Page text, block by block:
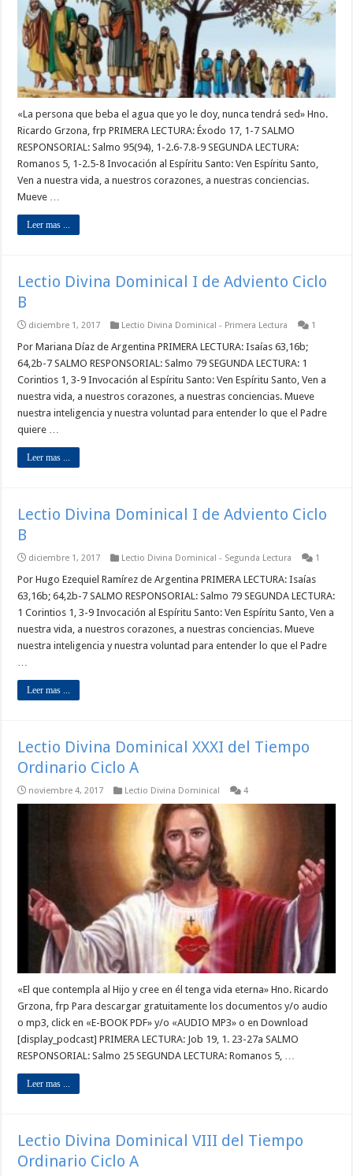
«La persona que beba el agua que yo le doy, nunca tendrá sed» Hno.
Ricardo Grzona, frp PRIMERA LECTURA: Éxodo 17, 1-7 SALMO
RESPONSORIAL: Salmo 95(94), 1-2.6-7.8-9 SEGUNDA LECTURA:
Romanos 5, 1-2.5-8 Invocación al Espíritu Santo: Ven Espíritu Santo,
Ven a nuestra vida, a nuestros corazones, a nuestras conciencias.
Mueve …
Leer mas ...
Lectio Divina Dominical I de Adviento Ciclo
B
diciembre 1, 2017 Lectio Divina Dominical - Primera Lectura 1
Por Mariana Díaz de Argentina PRIMERA LECTURA: Isaías 63,16b;
64,2b-7 SALMO RESPONSORIAL: Salmo 79 SEGUNDA LECTURA: 1
Corintios 1, 3-9 Invocación al Espíritu Santo: Ven Espíritu Santo, Ven a
nuestra vida, a nuestros corazones, a nuestras conciencias. Mueve
nuestra inteligencia y nuestra voluntad para entender lo que el Padre
quiere …
Leer mas ...
Lectio Divina Dominical I de Adviento Ciclo
B
diciembre 1, 2017 Lectio Divina Dominical - Segunda Lectura 1
Por Hugo Ezequiel Ramírez de Argentina PRIMERA LECTURA: Isaías
63,16b; 64,2b-7 SALMO RESPONSORIAL: Salmo 79 SEGUNDA LECTURA:
1 Corintios 1, 3-9 Invocación al Espíritu Santo: Ven Espíritu Santo, Ven a
nuestra vida, a nuestros corazones, a nuestras conciencias. Mueve
nuestra inteligencia y nuestra voluntad para entender lo que el Padre
…
Leer mas ...
Lectio Divina Dominical XXXI del Tiempo
Ordinario Ciclo A
noviembre 4, 2017 Lectio Divina Dominical 4
«El que contempla al Hijo y cree en él tenga vida eterna» Hno. Ricardo
Grzona, frp Para descargar gratuitamente los documentos y/o audio
o mp3, click en «E-BOOK PDF» y/o «AUDIO MP3» o en Download
[display_podcast] PRIMERA LECTURA: Job 19, 1. 23-27a SALMO
RESPONSORIAL: Salmo 25 SEGUNDA LECTURA: Romanos 5, …
Leer mas ...
Lectio Divina Dominical VIII del Tiempo
Ordinario Ciclo A